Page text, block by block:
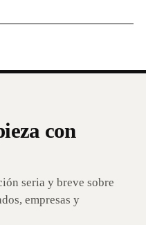
con
seria y breve sobre
empresas y